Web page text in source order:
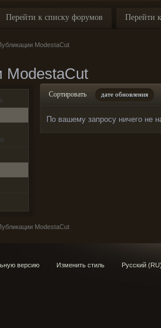
Перейти к списку форумов Перейти
ModestaCut
ModestaCut
Сортировать дате обновления
По вашему запросу ничего не
ModestaCut
версию Изменить стиль Русский